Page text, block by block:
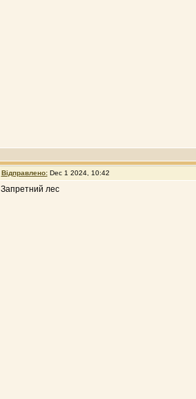
Відправлено: Dec 1 2024, 10:42
Запретний лес